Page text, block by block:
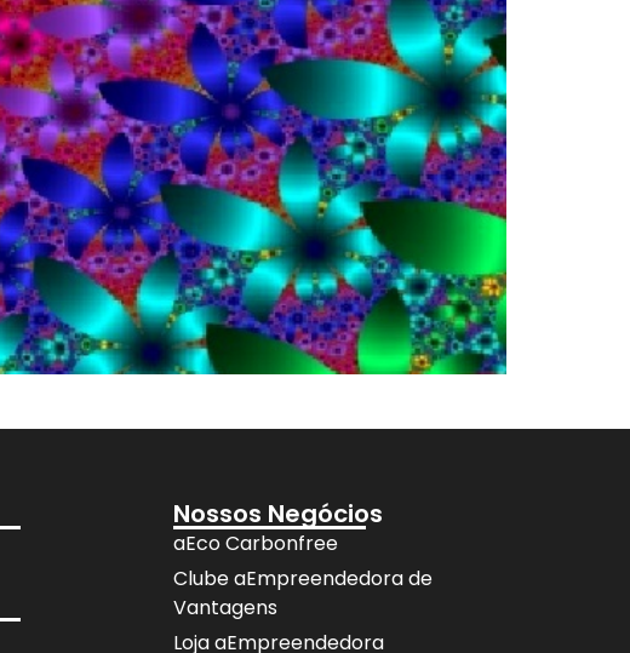
Nossos Negócios
aEco Carbonfree
Clube aEmpreendedora de
Vantagens
Loja aEmpreendedora